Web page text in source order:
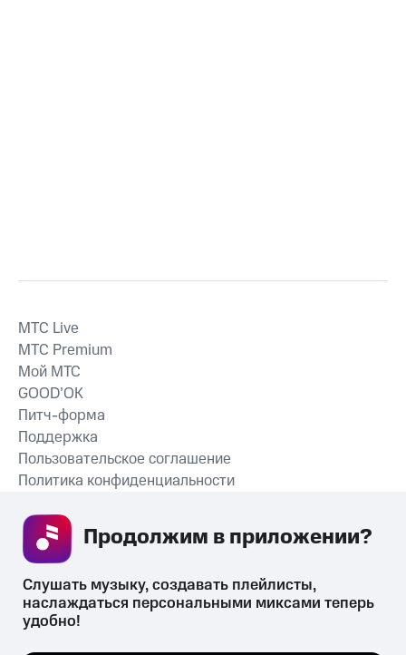
СКАЧАТЬ ПРИЛОЖЕНИЕ
MTС Live
MTС Premium
Мой МТС
GOOD’OK
Питч-форма
Поддержка
Пользовательское соглашение
Политика конфиденциальности
Слушать музыку, создавать плейлисты,
наслаждаться персональными миксами теперь
удобно!